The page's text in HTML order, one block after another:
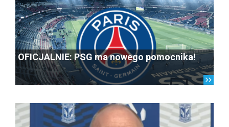
OFICJALNIE: PSG ma nowego pomocnika!